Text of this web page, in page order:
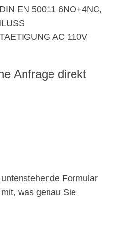
EN 50011 6NO+4NC,
AC 110V
Anfrage direkt
Formular
was genau Sie